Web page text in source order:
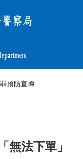
預防宣導
無法下單」